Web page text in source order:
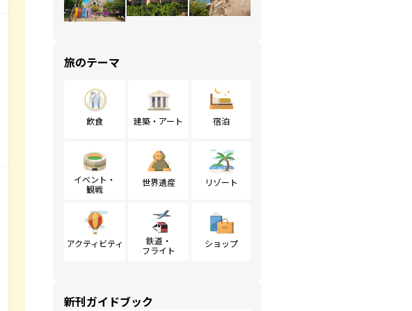
旅のテーマ
飲食 建築・アート 宿泊
イベント・
観戦
世界遺産 リゾート
アクティビティ
鉄道・
フライト
ショップ
新刊ガイドブック